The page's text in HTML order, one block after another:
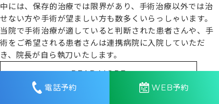
中には、保存的治療では限界があり、手術治療以外では治
せない方や手術が望ましい方も数多くいらっしゃいます。
当院で手術治療が適していると判断された患者さんや、手
術をご希望される患者さんは連携病院に入院していただ
き、院長が自ら執刀いたします。
READ MORE
電話予約 WEB予約